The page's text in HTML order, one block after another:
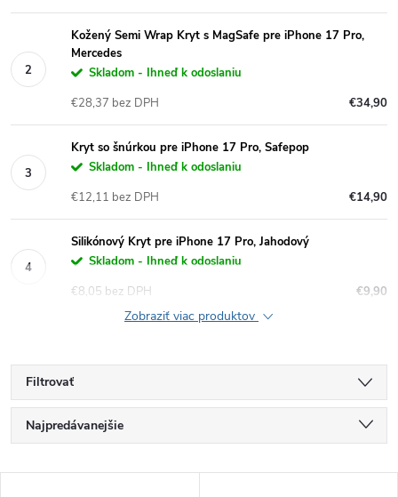
Kožený Semi Wrap Kryt s MagSafe pre iPhone 17 Pro,
Mercedes
Skladom - Ihneď k odoslaniu
€34,90
€28,37 bez DPH
Kryt so šnúrkou pre iPhone 17 Pro, Safepop
Skladom - Ihneď k odoslaniu
€14,90
€12,11 bez DPH
Silikónový Kryt pre iPhone 17 Pro, Jahodový
Skladom - Ihneď k odoslaniu
€9,90
€8,05 bez DPH
Zobraziť viac produktov
Filtrovať
R
a
Najpredávanejšie